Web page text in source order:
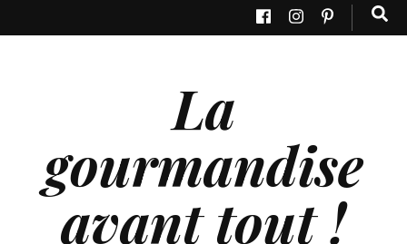
La
gourmandise
avant tout !